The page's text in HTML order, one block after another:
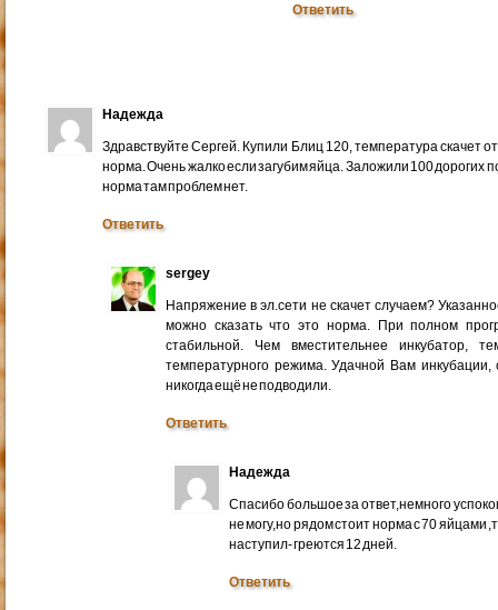
Ответить
Надежда
Здравствуйте Сергей. Купили Блиц 120, температура скачет
норма. Очень жалко если загубим яйца. Заложили 100 дорогих
норма там проблем нет.
Ответить
sergey
Напряжение в эл.сети не скачет случаем?
можно сказать что это норма. При полном
стабильной. Чем вместительнее инкубатор,
температурного режима. Удачной Вам
никогда ещё не подводили.
Ответить
Надежда
Спасибо большое за ответ,немного
не могу,но рядом стоит норма с 70 яйцами
наступил- греются 12 дней.
Ответить